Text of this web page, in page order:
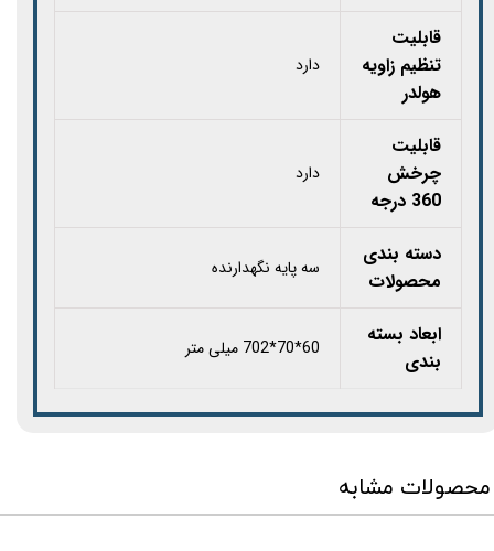
قابلیت
تنظیم زاویه
هولدر
دارد
قابلیت
چرخش
360 درجه
دارد
دسته بندی
محصولات
سه پایه نگهدارنده
ابعاد بسته
بندی
60*70*702 میلی متر
محصولات مشابه